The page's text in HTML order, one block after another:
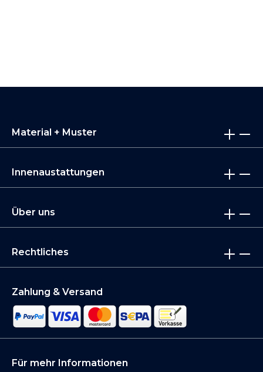
Material + Muster
Innenaustattungen
Über uns
Rechtliches
Zahlung & Versand
Für mehr Informationen